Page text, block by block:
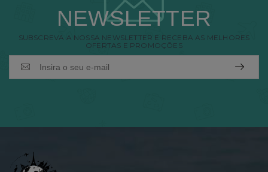
NEWSLETTER
SUBSCREVA A NOSSA NEWSLETTER E RECEBA AS MELHORES
OFERTAS E PROMOÇÕES